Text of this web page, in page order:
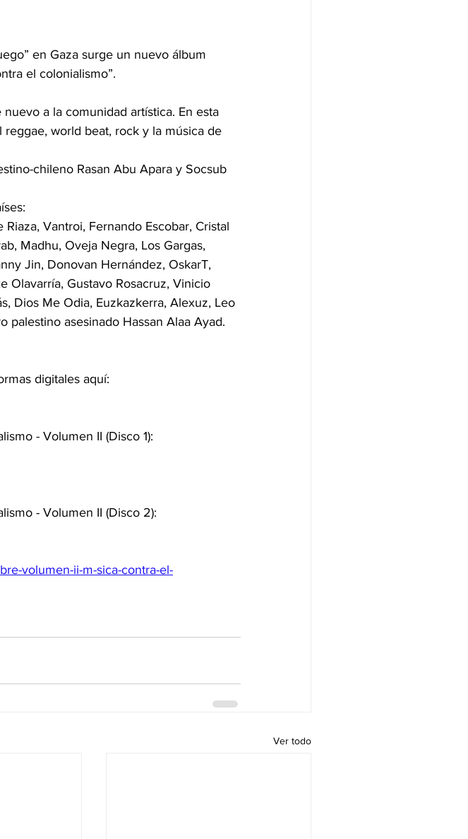
en Gaza surge un nuevo álbum
el colonialismo”.
a la comunidad artística. En esta
world beat, rock y la música de
Vantroi, Fernando Escobar, Cristal
Madhu, Oveja Negra, Los Gargas,
Jin, Donovan Hernández, OskarT,
Olavarría, Gustavo Rosacruz, Vinicio
Dios Me Odia, Euzkazkerra, Alexuz, Leo
palestino asesinado Hassan Alaa Ayad.
digitales aquí:
- Volumen II (Disco 1):
- Volumen II (Disco 2):
volumen-ii-m-sica-contra-el-
Ver todo